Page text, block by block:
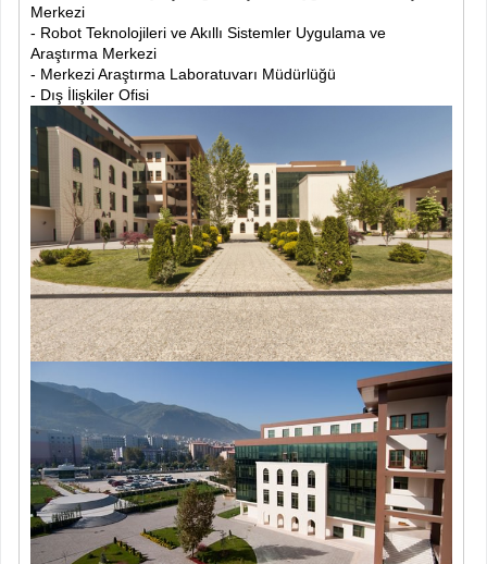
Merkezi
- Robot Teknolojileri ve Akıllı Sistemler Uygulama ve
Araştırma Merkezi
- Merkezi Araştırma Laboratuvarı Müdürlüğü
- Dış İlişkiler Ofisi